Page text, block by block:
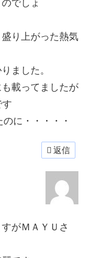
でしょ
り上がった熱気
ました。
載ってましたが
す
に・・・・・
返信
がＭＡＹＵさ